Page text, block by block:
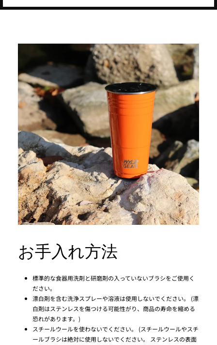
お手入れ方法
標準的な食器用洗剤と研磨剤の入っていないブラシをご使用く
ださい。
漂白剤を含む洗浄スプレーや溶液は使用しないでください。 (漂
白剤はステンレスを傷つける可能性がり、商品の寿命を縮める
恐れがあります。)
スチールウールを使わないでください。 (スチールウールやスチ
ールブラシは絶対に使用しないでください。 ステンレスの表面